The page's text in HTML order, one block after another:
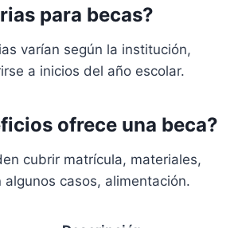
para becas?
varían según la institución,
a inicios del año escolar.
ofrece una beca?
cubrir matrícula, materiales,
casos, alimentación.